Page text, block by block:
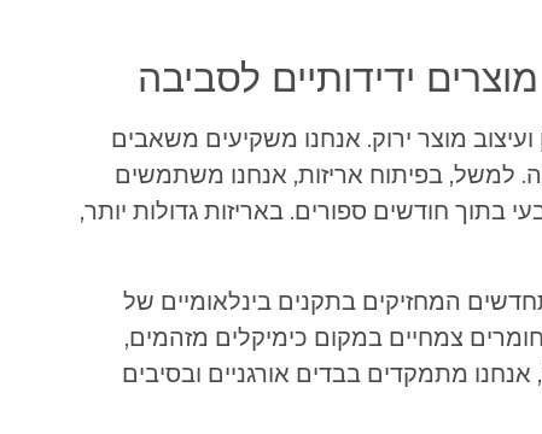
ידידותיים לסביבה
מוצר ירוק. אנחנו משקיעים משאבים
למשל, בפיתוח אריזות, אנחנו משתמשים
חודשים ספורים. באריזות גדולות יותר,
המחזיקים בתקנים בינלאומיים של
צמחיים במקום כימיקלים מזהמים,
מתמקדים בבדים אורגניים ובסיבים